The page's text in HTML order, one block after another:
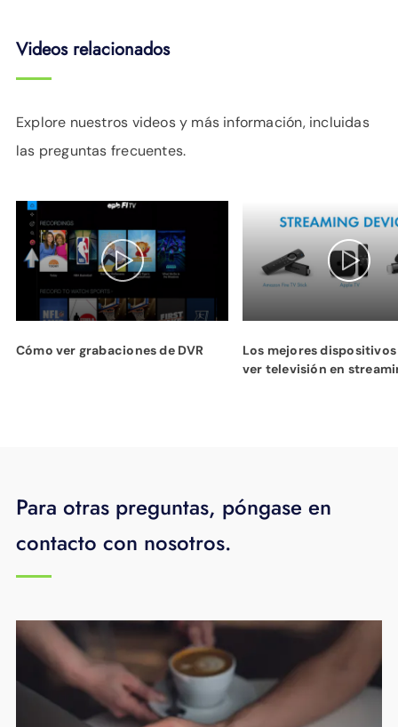
Videos relacionados
Explore nuestros videos y más información, incluidas
las preguntas frecuentes.
Cómo ver grabaciones de DVR
Los mejores
ver televisión en
Para otras preguntas, póngase en
contacto con nosotros.